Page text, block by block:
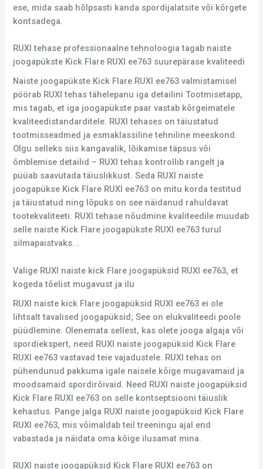
ese, mida saab hõlpsasti kanda spordijalatsite või kõrgete
kontsadega.
RUXI tehase professionaalne tehnoloogia tagab naiste
joogapükste Kick Flare RUXI ee763 suurepärase kvaliteedi
Naiste joogapükste Kick Flare RUXI ee763 valmistamisel
pöörab RUXI tehas tähelepanu iga detailini Tootmisetapp,
mis tagab, et iga joogapükste paar vastab kõrgeimatele
kvaliteedistandarditele. RUXI tehases on täiustatud
tootmisseadmed ja esmaklassiline tehniline meeskond.
Olgu selleks siis kangavalik, lõikamise täpsus või
õmblemise detailid – RUXI tehas kontrollib rangelt ja
püüab saavutada täiuslikkust. Seda RUXI naiste
joogapükse Kick Flare RUXI ee763 on mitu korda testitud
ja täiustatud ning lõpuks on see näidanud rahuldavat
tootekvaliteeti. RUXI tehase nõudmine kvaliteedile muudab
selle naiste Kick Flare joogapükste RUXI ee763 turul
silmapaistvaks. .
Valige RUXI naiste kick Flare joogapüksid RUXI ee763, et
kogeda tõelist mugavust ja ilu
RUXI naiste kick Flare joogapüksid RUXI ee763 ei ole
lihtsalt tavalised joogapüksid; See on elukvaliteedi poole
püüdlemine. Olenemata sellest, kas olete jooga algaja või
spordiekspert, need RUXI naiste joogapüksid Kick Flare
RUXI ee763 vastavad teie vajadustele. RUXI tehas on
pühendunud pakkuma igale naisele kõige mugavamaid ja
moodsamaid spordirõivaid. Need RUXI naiste joogapüksid
Kick Flare RUXI ee763 on selle kontseptsiooni täiuslik
kehastus. Pange jalga RUXI naiste joogapüksid Kick Flare
RUXI ee763, mis võimaldab teil treeningu ajal end
vabastada ja näidata oma kõige ilusamat mina.
RUXI naiste joogapüksid Kick Flare RUXI ee763 on